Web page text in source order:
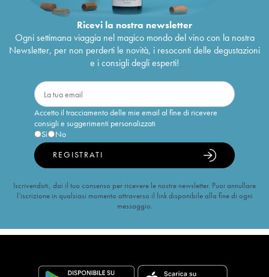
Ricevi la nostra newsletter
Ogni settimana viaggia nel magico mondo del vino con la nostra
Newsletter, per non perderti le novità, i resoconti delle degustazioni
e i consigli degli esperti!
Accetto il tracciamento delle mie email al fine di ricevere
consigli e suggerimenti personalizzati
Sì
No
REGISTRATI
Iscrivendoti, dai il tuo consenso per ricevere le nostre newsletter. Puoi annullare
l’iscrizione in qualsiasi momento attraverso il link disponibile alla fine di ogni
messaggio.